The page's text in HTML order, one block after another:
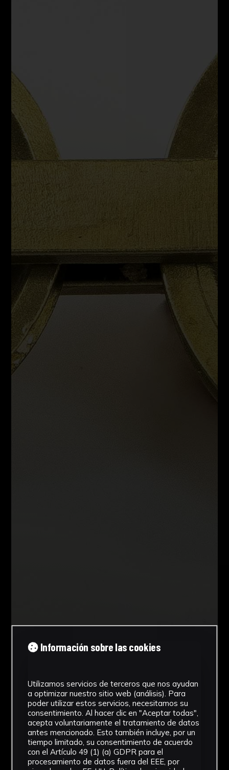
Información sobre las cookies
Utilizamos servicios de terceros que nos ayudan
a optimizar nuestro sitio web (análisis). Para
poder utilizar estos servicios, necesitamos su
consentimiento. Al hacer clic en "Aceptar todas",
acepta voluntariamente el tratamiento de datos
antes mencionado. Esto también incluye, por un
tiempo limitado, su consentimiento de acuerdo
con el Artículo 49 (1) (a) GDPR para el
procesamiento de datos fuera del EEE, por